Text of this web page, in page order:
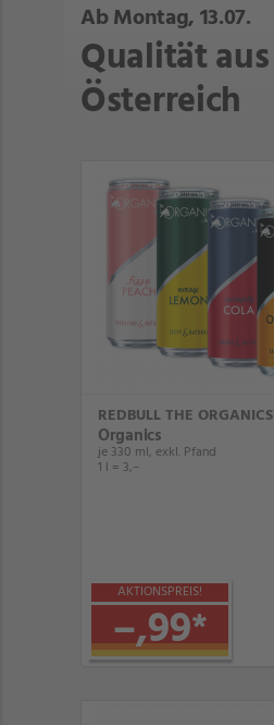
Ab Montag, 13.07.
Qualität aus
Österreich
REDBULL THE ORGANICS
Organics
je 330 ml, exkl. Pfand
1 l = 3,–
AKTIONSPREIS!
–,99*